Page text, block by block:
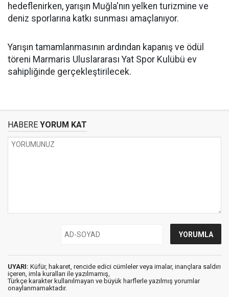
hedeflenirken, yarışın Muğla'nın yelken turizmine ve
deniz sporlarına katkı sunması amaçlanıyor.
Yarışın tamamlanmasının ardından kapanış ve ödül
töreni Marmaris Uluslararası Yat Spor Kulübü ev
sahipliğinde gerçekleştirilecek.
HABERE YORUM KAT
UYARI: Küfür, hakaret, rencide edici cümleler veya imalar, inançlara saldırı
içeren, imla kuralları ile yazılmamış,
Türkçe karakter kullanılmayan ve büyük harflerle yazılmış yorumlar
onaylanmamaktadır.